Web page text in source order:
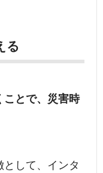
る
ことで、災害時
して、インタ